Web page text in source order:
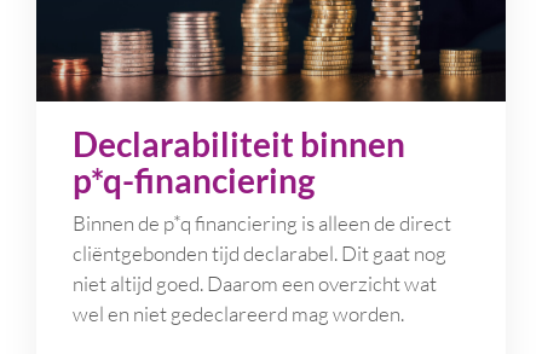
Declarabiliteit binnen
p*q-financiering
Binnen de p*q financiering is alleen de direct
cliëntgebonden tijd declarabel. Dit gaat nog
niet altijd goed. Daarom een overzicht wat
wel en niet gedeclareerd mag worden.